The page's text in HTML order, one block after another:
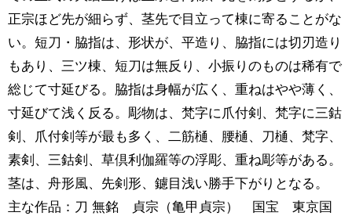
正宗ほど先が細らず、茎先で目立って棟に寄ることがな
い。短刀・脇指は、形状が、平造り、脇指には切刃造り
もあり、三ツ棟、短刀は無反り、小振りのものは稀有で
総じて寸延びる。脇指は身幅が広く、重ねはやや薄く、
寸延びて浅く反る。彫物は、梵字に爪付剣、梵字に三鈷
剣、爪付剣等が最も多く、二筋樋、腰樋、刀樋、梵字、
素剣、三鈷剣、草倶利伽羅等の浮彫、重ね彫等がある。
茎は、舟形風、先剣形、鑢目浅い勝手下がりとなる。
主な作品：刀 無銘 貞宗（亀甲貞宗） 国宝 東京国